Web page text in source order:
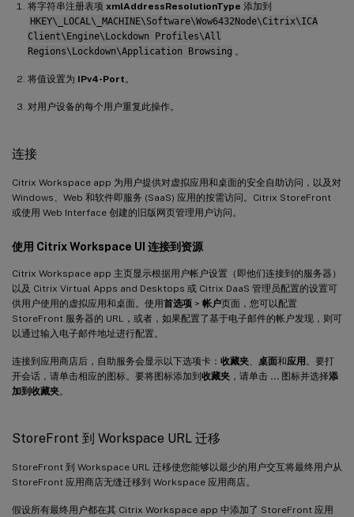
将字符串注册表项 xmlAddressResolutionType 添加到
HKEY\_LOCAL\_MACHINE\Software\Wow6432Node\Citrix\ICA
Client\Engine\Lockdown Profiles\All
Regions\Lockdown\Application Browsing 。
将值设置为 IPv4-Port。
对用户设备的每个用户重复此操作。
连接
Citrix Workspace app 为用户提供对虚拟应用和桌面的安全自助访问，以及对
Windows、Web 和软件即服务 (SaaS) 应用的按需访问。Citrix StoreFront
或使用 Web Interface 创建的旧版网页管理用户访问。
使用 Citrix Workspace UI 连接到资源
Citrix Workspace app 主页显示根据用户帐户设置（即他们连接到的服务器）
以及 Citrix Virtual Apps and Desktops 或 Citrix DaaS 管理员配置的设置可
供用户使用的虚拟应用和桌面。使用首选项 > 帐户页面，您可以配置
StoreFront 服务器的 URL，或者，如果配置了基于电子邮件的帐户发现，则可
以通过输入电子邮件地址进行配置。
连接到应用商店后，自助服务会显示以下选项卡： 收藏夹、 桌面和应用 。要打
开会话，请单击相应的图标。要将图标添加到 收藏夹 ，请单击 … 图标并选择添
加到收藏夹。
StoreFront 到 Workspace URL 迁移
StoreFront 到 Workspace URL 迁移使您能够以最少的用户交互将最终用户从
StoreFront 应用商店无缝迁移到 Workspace 应用商店。
假设所有最终用户都在其 Citrix Workspace app 中添加了 StoreFront 应用